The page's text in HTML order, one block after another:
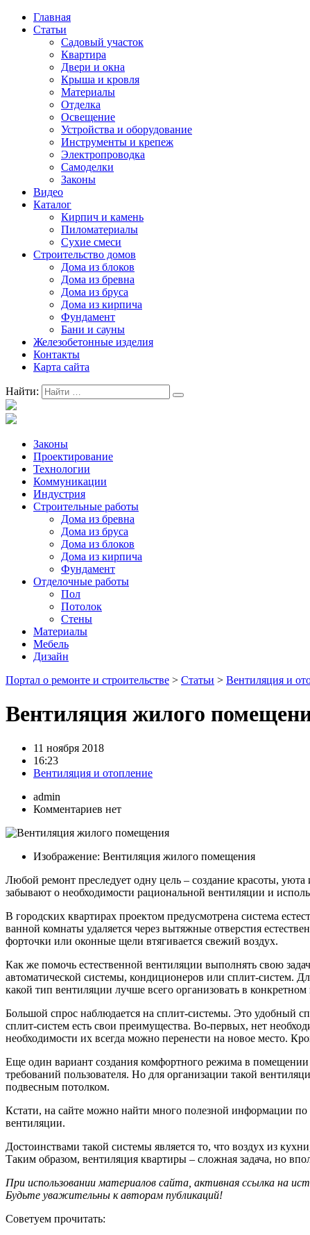
Главная
Статьи
Садовый участок
Квартира
Двери и окна
Крыша и кровля
Материалы
Отделка
Освещение
Устройства и оборудование
Инструменты и крепеж
Электропроводка
Самоделки
Законы
Видео
Каталог
Кирпич и камень
Пиломатериалы
Сухие смеси
Строительство домов
Дома из блоков
Дома из бревна
Дома из бруса
Дома из кирпича
Фундамент
Бани и сауны
Железобетонные изделия
Контакты
Карта сайта
Найти:
Законы
Проектирование
Технологии
Коммуникации
Индустрия
Строительные работы
Дома из бревна
Дома из бруса
Дома из блоков
Дома из кирпича
Фундамент
Отделочные работы
Пол
Потолок
Стены
Материалы
Мебель
Дизайн
Портал о ремонте и строительстве > Статьи > Вентиляция и
Вентиляция жилого
11 ноября 2018
16:23
Вентиляция и отопление
admin
Комментариев нет
Изображение: Вентиляция жилого помещения
Любой ремонт преследует одну цель – создание красоты,
забывают о необходимости рациональной вентиляции и
В городских квартирах проектом предусмотрена система
ванной комнаты удаляется через вытяжные отверстия
форточки или оконные щели втягивается свежий воздух.
Как же помочь естественной вентиляции выполнять свою
автоматической системы, кондиционеров или сплит-систем.
какой тип вентиляции лучше всего организовать в
Большой спрос наблюдается на сплит-системы. Это удобный
сплит-систем есть свои преимущества. Во-первых, нет
необходимости их всегда можно перенести на новое место.
Еще один вариант создания комфортного режима в
требований пользователя. Но для организации такой
подвесным потолком.
Кстати, на сайте можно найти много полезной информации
вентиляции.
Достоинствами такой системы является то, что воздух из
Таким образом, вентиляция квартиры – сложная задача, но
При использовании материалов сайта, активная ссылка на
Будьте уважительны к авторам публикаций!
Советуем прочитать: